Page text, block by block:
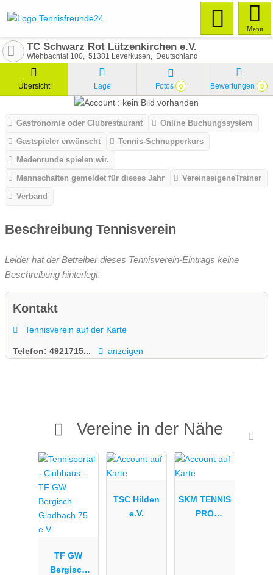
Menu
TC Schwarz Rot Lützenkirchen e.V.
Wiehbachtal 100 51381 Leverkusen Deutschland
Übersicht Lage Fotos 0 Bewertungen 0
Gastronomie oder Clubrestaurant
Online Buchungssystem
Gastspieler erwünscht
Tennis-Schnupperkurs
Medenrunde spielen wir.
Mannschaften gemeldet für dieses Jahr
VereinseigeneTrainer
Verband
Beschreibung Tennisverein
Leider hat der Betreiber dieses Tennisverein-Eintrags keine
Beschreibung hinterlegt.
Kontakt
Tennisverein auf der Karte
Telefon: 4921715... anzeigen
Vereine in der Nähe
TF GW
Bergisch
TSC Hilden
e.V.
SKM TENNIS
PRO